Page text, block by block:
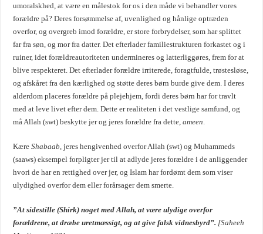
umoralskhed, at være en målestok for os i den måde vi behandler vores
forældre på? Deres forsømmelse af, uvenlighed og hånlige optræden
overfor, og overgreb imod forældre, er store forbrydelser, som har splittet
far fra søn, og mor fra datter. Det efterlader familiestrukturen forkastet og i
ruiner, idet forældreautoriteten undermineres og latterliggøres, frem for at
blive respekteret. Det efterlader forældre irriterede, foragtfulde, trøstesløse,
og afskåret fra den kærlighed og støtte deres børn burde give dem. I deres
alderdom placeres forældre på plejehjem, fordi deres børn har for travlt
med at leve livet efter dem. Dette er realiteten i det vestlige samfund, og
må Allah (swt) beskytte jer og jeres forældre fra dette,ameen
KæreShabaab , jeres hengivenhed overfor Allah (swt) og Muhammeds
(saaws) eksempel forpligter jer til at adlyde jeres forældre i de anliggender
hvori de har en rettighed over jer, og Islam har fordømt dem som viser
ulydighed overfor dem eller forårsager dem smerte.
”At sidestille (Shirk) noget med Allah, at være ulydige overfor
forældrene, at dræbe uretmæssigt, og at give falsk vidnesbyrd”. [Saheeh